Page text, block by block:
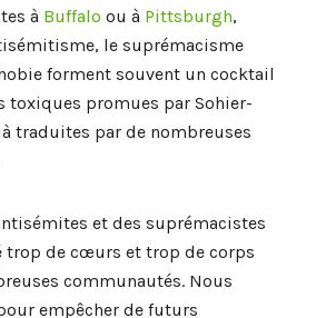
à Buffalo ou à Pittsburgh,
le suprémacisme
forment souvent un cocktail
toxiques promues par Sohier-
traduites par de nombreuses
et des suprémacistes
trop de cœurs et trop de corps
communautés. Nous
empêcher de futurs